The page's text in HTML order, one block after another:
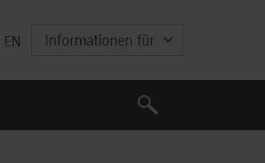
EN Informationen für
Suche
Suche